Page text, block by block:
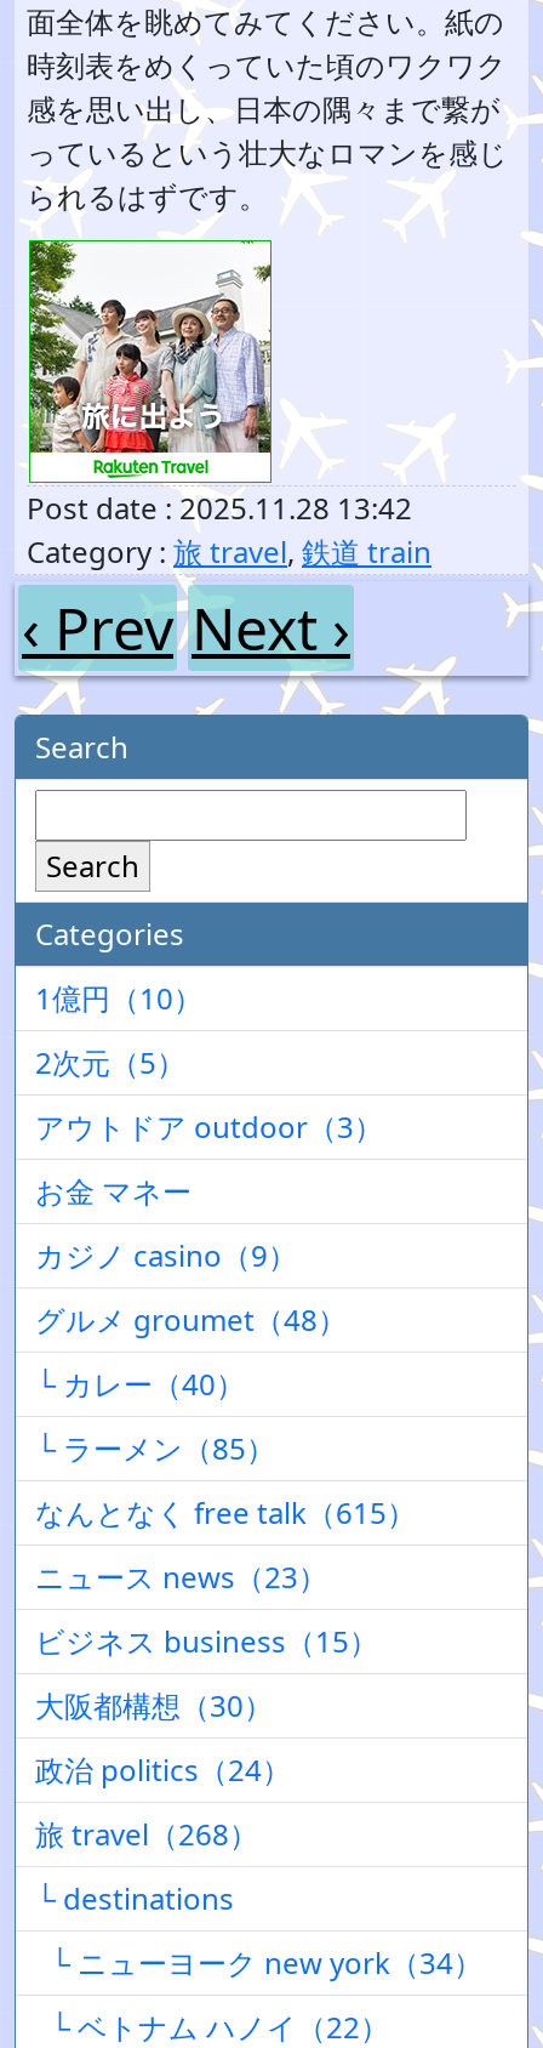
面全体を眺めてみてください。紙の
時刻表をめくっていた頃のワクワク
感を思い出し、日本の隅々まで繋が
っているという壮大なロマンを感じ
られるはずです。
Post date : 2025.11.28 13:42
Category : 旅 travel, 鉄道 train
‹ Prev Next ›
Search
Search
Categories
1億円（10）
2次元（5）
アウトドア outdoor（3）
お金 マネー
カジノ casino（9）
グルメ groumet（48）
└ カレー（40）
└ ラーメン（85）
なんとなく free talk（615）
ニュース news（23）
ビジネス business（15）
大阪都構想（30）
政治 politics（24）
旅 travel（268）
└ destinations
└ ニューヨーク new york（34）
└ ベトナム ハノイ（22）